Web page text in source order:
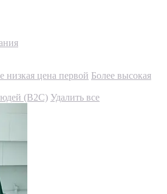
низкая цена первой Более высокая
(B2C) Удалить все